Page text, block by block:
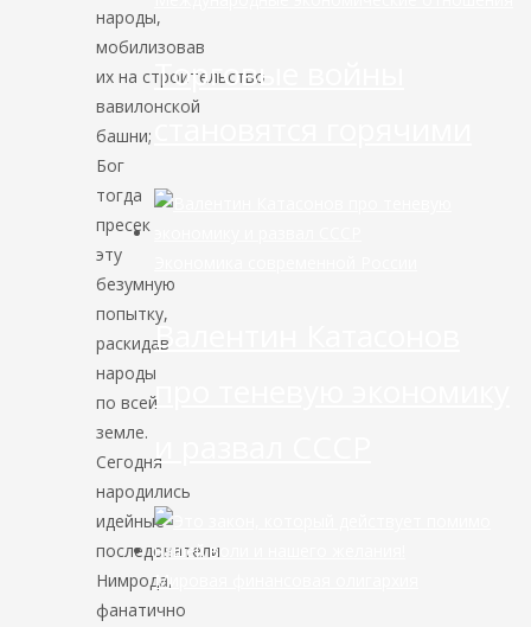
народы,
мобилизовав
их на строительство
вавилонской
башни;
Бог
тогда
пресек
эту
безумную
попытку,
раскидав
народы
по всей
земле.
Сегодня
народились
идейные
последователи
Нимрода,
фанатично
Торговые войны
Валентин Катасонов
про теневую экономику
Мировая финансовая олигархия